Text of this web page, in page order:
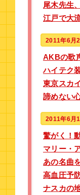
尾木先生
江戸で大
2011年6月
AKBの歌
ハイテク
東京スカ
諦めない
2011年6月
驚がく！
マリー・
あの名曲
高血圧予
ナスカの